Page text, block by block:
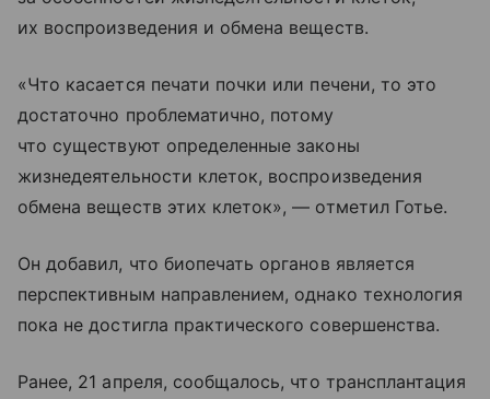
их воспроизведения и обмена веществ.
«Что касается печати почки или печени, то это
достаточно проблематично, потому
что существуют определенные законы
жизнедеятельности клеток, воспроизведения
обмена веществ этих клеток», — отметил Готье.
Он добавил, что биопечать органов является
перспективным направлением, однако технология
пока не достигла практического совершенства.
Ранее, 21 апреля, сообщалось, что трансплантация